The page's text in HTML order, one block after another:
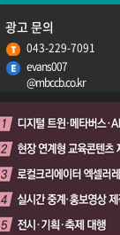
광고 문의
043-229-7091
evans007
@mbccb.co.kr